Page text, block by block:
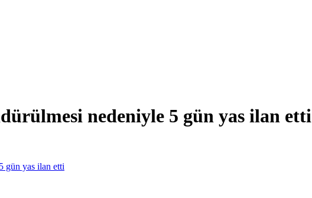
nedeniyle 5 gün yas ilan etti